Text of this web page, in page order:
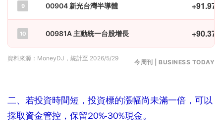
9 00904 新光台灣半導體
10 00981A 主動統一台股增長
資料來源：MoneyDJ，統計至 2026/5/29
今周刊 | BUSINESS TODAY
二、若投資時間短，投資標的漲幅尚未滿一倍，可以
採取資金管控，保留20%-30%現金。